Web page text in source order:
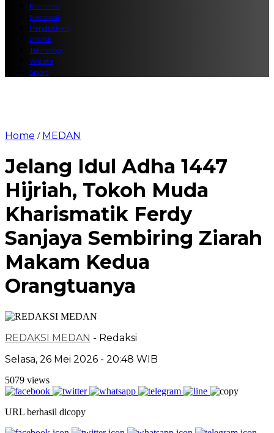
Kriminal
Nasional
Pendidikan
Politik
Teknologi
Wisata
Sport
Home / MEDAN
Jelang Idul Adha 1447
Hijriah, Tokoh Muda
Kharismatik Ferdy
Sanjaya Sembiring Ziarah
Makam Kedua
Orangtuanya
REDAKSI MEDAN - Redaksi
Selasa, 26 Mei 2026 - 20:48 WIB
5079 views
URL berhasil dicopy